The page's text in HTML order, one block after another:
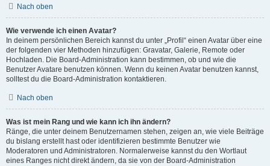
Nach oben
Wie verwende ich einen Avatar?
In deinem persönlichen Bereich kannst du unter „Profil“ einen Avatar über eine
der folgenden vier Methoden hinzufügen: Gravatar, Galerie, Remote oder
Hochladen. Die Board-Administration kann bestimmen, ob und wie die
Benutzer Avatare benutzen können. Wenn du keinen Avatar benutzen kannst,
solltest du die Board-Administration kontaktieren.
Nach oben
Was ist mein Rang und wie kann ich ihn ändern?
Ränge, die unter deinem Benutzernamen stehen, zeigen an, wie viele Beiträge
du bislang erstellt hast oder identifizieren bestimmte Benutzer wie
Moderatoren und Administratoren. Normalerweise kannst du den Wortlaut
eines Ranges nicht direkt ändern, da sie von der Board-Administration